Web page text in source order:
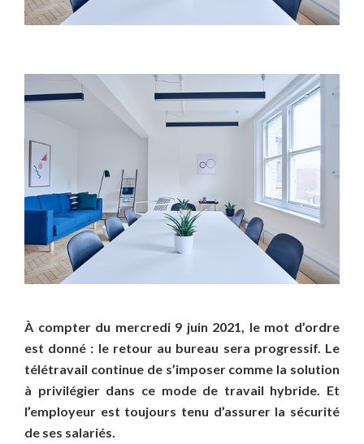
À compter du mercredi 9 juin 2021, le mot d’ordre
est donné : le retour au bureau sera progressif. Le
télétravail continue de s’imposer comme la solution
à privilégier dans ce mode de travail hybride. Et
l’employeur est toujours tenu d’assurer la sécurité
de ses salariés.